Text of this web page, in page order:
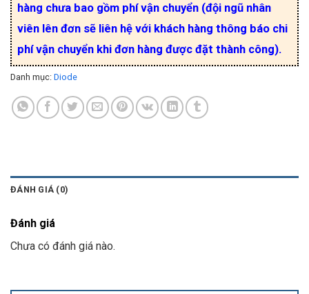
hàng chưa bao gồm phí vận chuyển (đội ngũ nhân
viên lên đơn sẽ liên hệ với khách hàng thông báo chi
phí vận chuyển khi đơn hàng được đặt thành công).
Danh mục: Diode
ĐÁNH GIÁ (0)
Đánh giá
Chưa có đánh giá nào.